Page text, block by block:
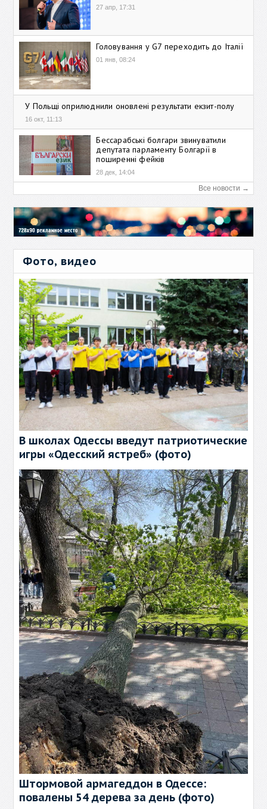
27 апр, 17:31
Головування у G7 переходить до Італії
01 янв, 08:24
У Польщі оприлюднили оновлені результати екзит-полу
16 окт, 11:13
Бессарабські болгари звинуватили
депутата парламенту Болгарії в
поширенні фейків
28 дек, 14:04
Все новости →
Фото, видео
В школах Одессы введут патриотические
игры «Одесский ястреб» (фото)
Штормовой армагеддон в Одессе:
повалены 54 дерева за день (фото)